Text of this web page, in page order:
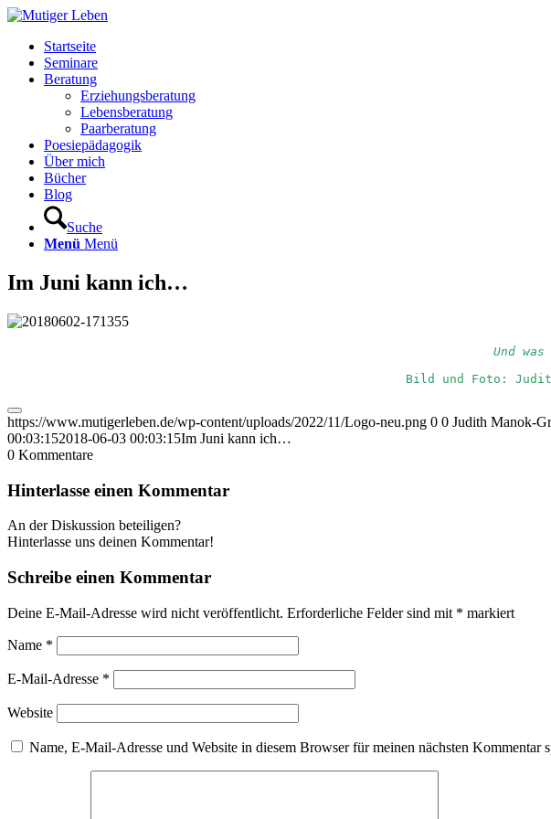
Startseite
Seminare
Beratung
Erziehungsberatung
Lebensberatung
Paarberatung
Poesiepädagogik
Über mich
Bücher
Blog
Suche
Menü Menü
Im Juni kann ich…
Und
Bild und Foto:
https://www.mutigerleben.de/wp-content/uploads/2022/11/Logo-neu.png 0 0 Judith Manok-
00:03:152018-06-03 00:03:15Im Juni kann ich…
0 Kommentare
Hinterlasse einen Kommentar
An der Diskussion beteiligen?
Hinterlasse uns deinen Kommentar!
Schreibe einen Kommentar
Deine E-Mail-Adresse wird nicht veröffentlicht. Erforderliche Felder sind mit * markiert
Name *
E-Mail-Adresse *
Website
Name, E-Mail-Adresse und Website in diesem Browser für meinen nächsten Kommentar